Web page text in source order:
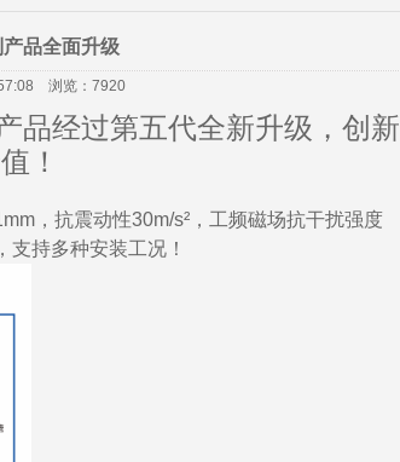
品全面升级
浏览：7920
品经过第五代全新升级，创新
！
，抗震动性30m/s²，工频磁场抗干扰强度
持多种安装工况！